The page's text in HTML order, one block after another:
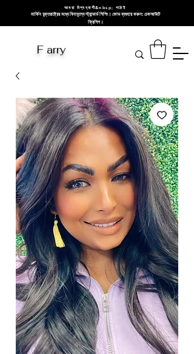
আমরা বিশ্বব্যাপী&nbsp; পাঠাই
মার্কিন যুক্তরাষ্ট্রের মধ্যে বিনামূল্যে স্ট্যান্ডার্ড শিপিং। কোড ব্যবহার করুন: চেকআউটে
ফ্রিশিপ।
F arry